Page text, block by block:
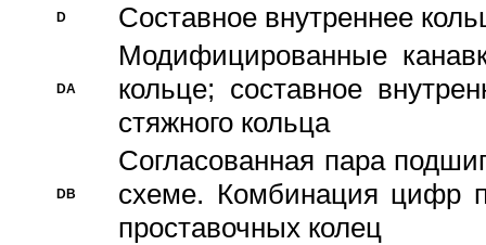
D Составное внутреннее
DA
Модифицированные
кольце; составное
стяжного кольца
DB
Согласованная пара
схеме. Комбинация цифр
проставочных колец